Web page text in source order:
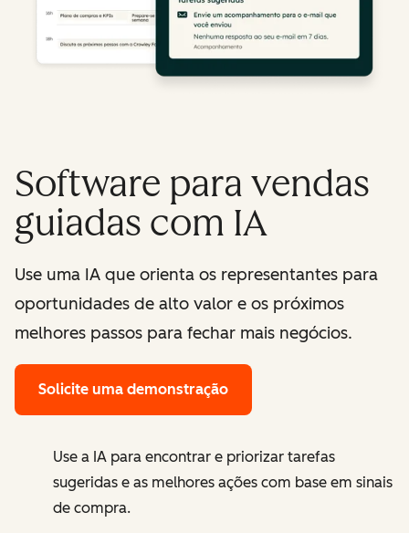
Software para vendas
guiadas com IA
Use uma IA que orienta os representantes para
oportunidades de alto valor e os próximos
melhores passos para fechar mais negócios.
Solicite uma demonstração
Use a IA para encontrar e priorizar tarefas
sugeridas e as melhores ações com base em sinais
de compra.